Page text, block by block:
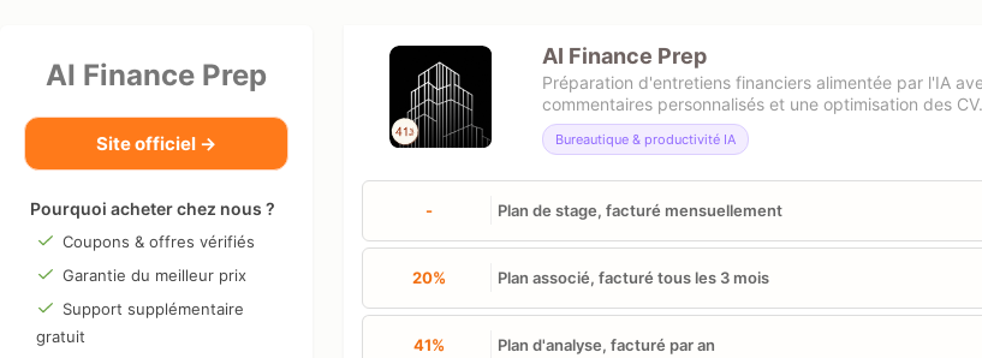
AI Finance Prep
Site officiel →
Pourquoi acheter chez nous ?
Coupons & offres vérifiés
Garantie du meilleur prix
Support supplémentaire
gratuit
AI Finance Prep
Préparation d'entretiens financiers alimentée par l'IA
commentaires personnalisés et une optimisation des CV.
Bureautique & productivité IA
- Plan de stage, facturé mensuellement
20% Plan associé, facturé tous les 3 mois
41% Plan d'analyse, facturé par an